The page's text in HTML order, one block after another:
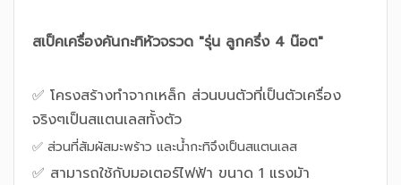
สเป็คเครื่องคันกะทิหัวจรวด "รุ่น ลูกครึ่ง 4 น๊อต"
✅ โครงสร้างทำจากเหล็ก ส่วนบนตัวที่เป็นตัวเครื่อง
จริงๆเป็นสแตนเลสทั้งตัว
✅ ส่วนที่สัมผัสมะพร้าว และน้ำกะทิจึงเป็นสแตนเลส
✅ สามารถใช้กับมอเตอร์ไฟฟ้า ขนาด 1 แรงมัา